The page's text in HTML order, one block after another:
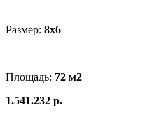
Размер: 8x6
Площадь: 72 м2
1.541.232 р.